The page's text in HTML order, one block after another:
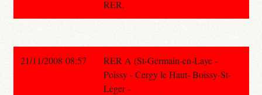
RER.
21/11/2008 08:57
RER A (St-Germain-en-Laye -
Poissy - Cergy le Haut- Boissy-St-
Léger -